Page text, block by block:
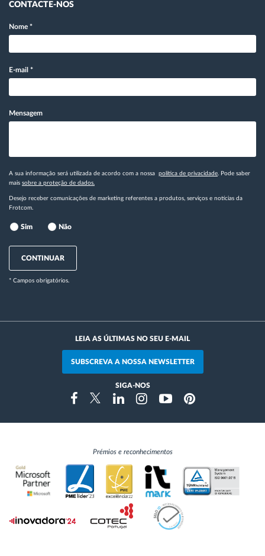
CONTACTE-NOS
Nome *
E-mail *
Mensagem
A sua informação será utilizada de acordo com a nossa política de privacidade. Pode saber
mais sobre a proteção de dados.
Desejo receber comunicações de marketing referentes a produtos, serviços e notícias da
Frotcom.
Sim Não
CONTINUAR
* Campos obrigatórios.
LEIA AS ÚLTIMAS NO SEU E-MAIL
SUBSCREVA A NOSSA NEWSLETTER
SIGA-NOS
FacebookTwitterLinkedinInstragramYoutubePinterest
Prémios e reconhecimentos